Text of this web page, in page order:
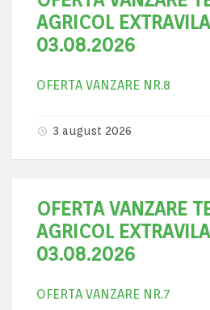
AGRICOL
03.08.2026
OFERTA VANZARE NR.8
3 august 2026
OFERTA VANZARE
AGRICOL
03.08.2026
OFERTA VANZARE NR.7